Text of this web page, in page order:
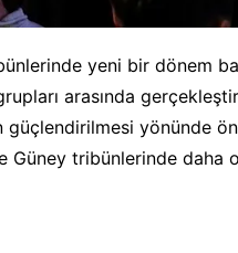
yeni bir dönem
arasında
yönünde
Güney tribünlerinde daha